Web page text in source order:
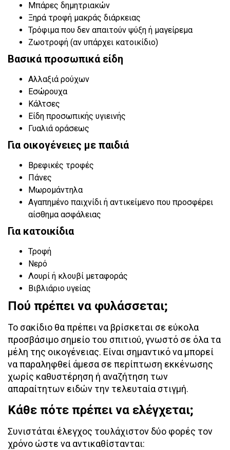
Μπάρες δημητριακών
Ξηρά τροφή μακράς διάρκειας
Τρόφιμα που δεν απαιτούν ψύξη ή μαγείρεμα
Ζωοτροφή (αν υπάρχει κατοικίδιο)
Βασικά προσωπικά είδη
Αλλαξιά ρούχων
Εσώρουχα
Κάλτσες
Είδη προσωπικής υγιεινής
Γυαλιά οράσεως
Για οικογένειες με παιδιά
Βρεφικές τροφές
Πάνες
Μωρομάντηλα
Αγαπημένο παιχνίδι ή αντικείμενο που προσφέρει
αίσθημα ασφάλειας
Για κατοικίδια
Τροφή
Νερό
Λουρί ή κλουβί μεταφοράς
Βιβλιάριο υγείας
Πού πρέπει να φυλάσσεται;
Το σακίδιο θα πρέπει να βρίσκεται σε εύκολα
προσβάσιμο σημείο του σπιτιού, γνωστό σε όλα τα
μέλη της οικογένειας. Είναι σημαντικό να μπορεί
να παραληφθεί άμεσα σε περίπτωση εκκένωσης
χωρίς καθυστέρηση ή αναζήτηση των
απαραίτητων ειδών την τελευταία στιγμή.
Κάθε πότε πρέπει να ελέγχεται;
Συνιστάται έλεγχος τουλάχιστον δύο φορές τον
χρόνο ώστε να αντικαθίστανται: